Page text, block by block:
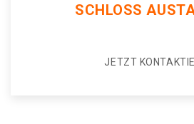
SCHLOSS
JETZT